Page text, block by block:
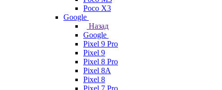
Poco X3
Google
Назад
Google
Pixel 9 Pro
Pixel 9
Pixel 8 Pro
Pixel 8A
Pixel 8
Pixel 7 Pro